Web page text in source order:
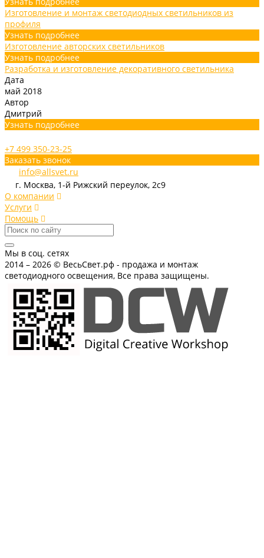
Изготовление и монтаж светодиодных светильников из
профиля
Узнать подробнее
Изготовление авторских светильников
Узнать подробнее
Разработка и изготовление декоративного светильника
Дата
май 2018
Автор
Дмитрий
Узнать подробнее
+7 499 350-23-25
Заказать звонок
info@allsvet.ru
г. Москва, 1-й Рижский переулок, 2с9
О компании
Услуги
Помощь
Мы в соц. сетях
2014 – 2026 © ВесьСвет.рф - продажа и монтаж
светодиодного освещения, Все права защищены.